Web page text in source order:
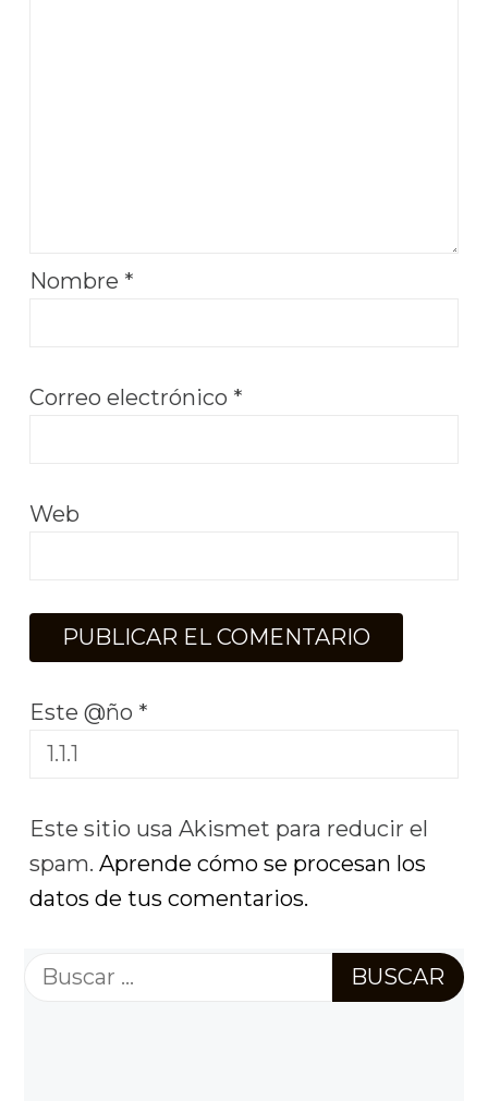
Nombre *
Correo electrónico *
Web
Este @ño *
Este sitio usa Akismet para reducir el
spam. Aprende cómo se procesan los
datos de tus comentarios.
Buscar: